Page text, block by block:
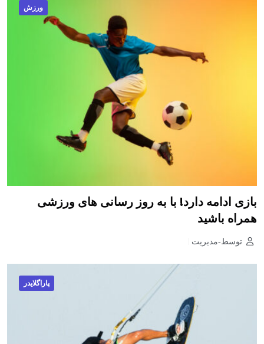
ورزش
بازی ادامه دارد! با به روز رسانی های ورزشی
همراه باشید
توسط-مدیریت
پاراگلایدر